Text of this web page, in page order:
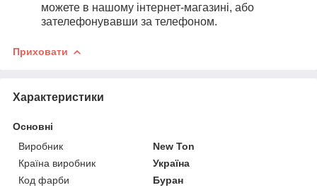
можете в нашому інтернет-магазині, або
зателефонувавши за телефоном.
Приховати
Характеристики
Основні
Виробник
New Ton
Країна виробник
Україна
Код фарби
Буран